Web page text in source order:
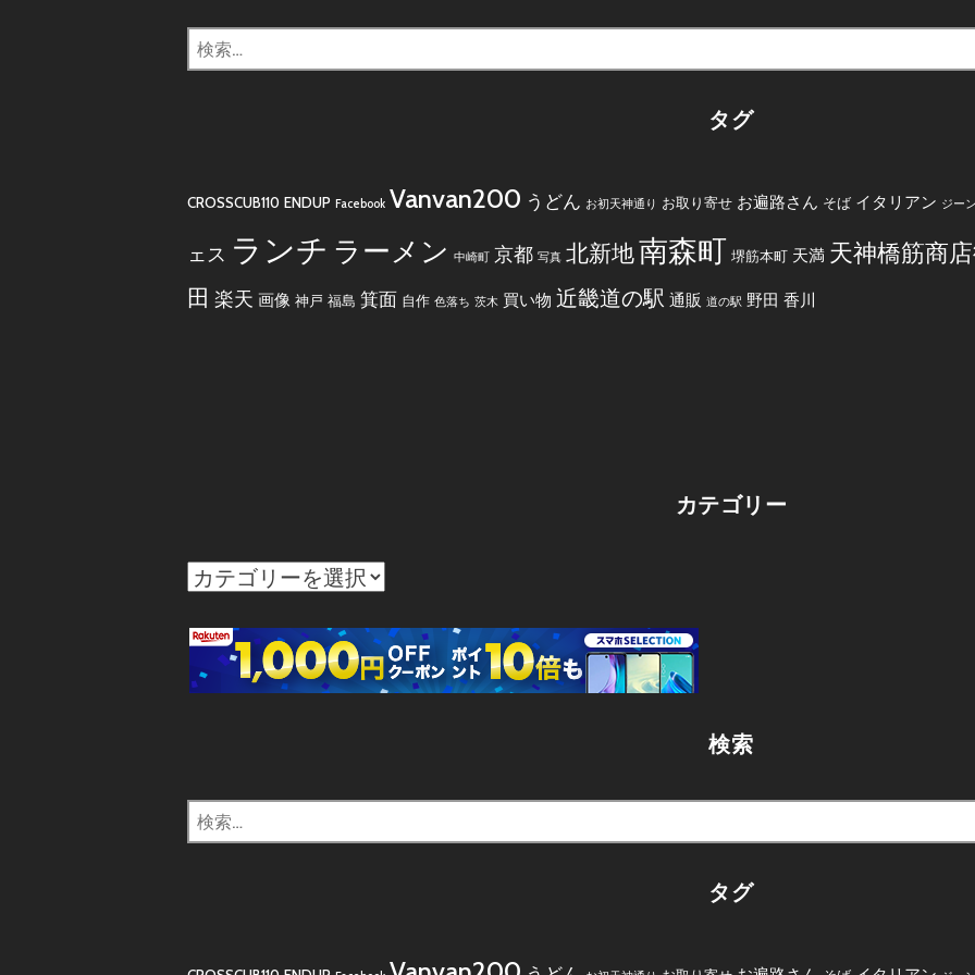
検
索:
タグ
CROSSCUB110 ENDUP Facebook Vanvan200 うどん お初天神通り お取り寄せ お遍路さん そば イタリアン ジー
ェス ランチ ラーメン 中崎町 京都 写真 北新地南森町 堺筋本町 天満 天神橋筋商
田 楽天 画像 神戸 福島 箕面 自作 色落ち 茨木 買い物 近畿道の駅 通販 道の駅 野田 香川
カテゴリー
カ
ゴ
リ
ー
検索
検
索:
タグ